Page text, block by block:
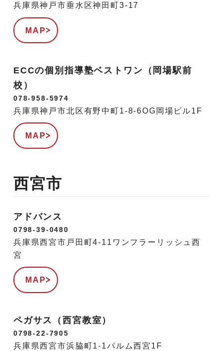
兵庫県神戸市垂水区神田町3-17
MAP
ECCの個別指導塾ベストワン（岡場駅前
校）
078-958-5974
兵庫県神戸市北区有野中町1-8-6OG岡場ビル1F
MAP
西宮市
アドバンス
0798-39-0480
兵庫県西宮市戸田町4-11ワンフラーリッシュ西
宮
MAP
ペガサス（西宮教室）
0798-22-7905
兵庫県西宮市浜脇町1-1パルム西宮1F